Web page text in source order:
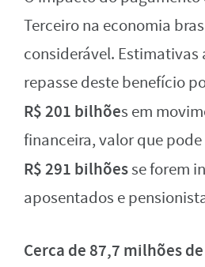
Terceiro na economia
considerável.
repasse deste benefício
R$ 201 bilhões em
financeira, valor que
R$ 291 bilhõesse forem
aposentados e
Cerca de 87,7 milhões